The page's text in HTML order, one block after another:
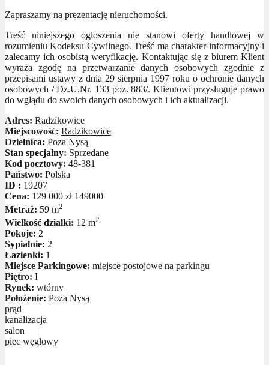
Zapraszamy na prezentację nieruchomości.
Treść niniejszego ogłoszenia nie stanowi oferty handlowej w
rozumieniu Kodeksu Cywilnego. Treść ma charakter informacyjny i
zalecamy ich osobistą weryfikację. Kontaktując się z biurem Klient
wyraża zgodę na przetwarzanie danych osobowych zgodnie z
przepisami ustawy z dnia 29 sierpnia 1997 roku o ochronie danych
osobowych / Dz.U.Nr. 133 poz. 883/. Klientowi przysługuje prawo
do wglądu do swoich danych osobowych i ich aktualizacji.
Adres: Radzikowice
Miejscowość: Radzikowice
Dzielnica: Poza Nysą
Stan specjalny: Sprzedane
Kod pocztowy: 48-381
Państwo: Polska
ID : 19207
Cena: 129 000 zł 149000
Metraż: 59 m2
Wielkość działki: 12 m2
Pokoje: 2
Sypialnie: 2
Łazienki: 1
Miejsce Parkingowe: miejsce postojowe na parkingu
Piętro: I
Rynek: wtórny
Położenie: Poza Nysą
prąd
kanalizacja
salon
piec węglowy